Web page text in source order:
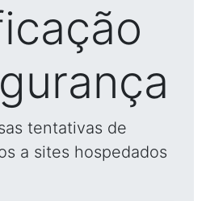
tentativas de
a sites hospedados